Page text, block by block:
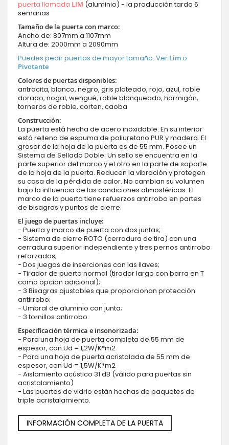
puerta llamada LIM (aluminio) - la producción tarda 6
semanas
Tamaño de la puerta con marco:
Ancho de: 807mm a 1107mm
Altura de: 2000mm a 2090mm
Puedes pedir puertas de mayor tamaño. Ver Limo
Pivotante
Colores de puertas disponibles:
antracita, blanco, negro, gris plateado, rojo, azul, roble
dorado, nogal, wengué, roble blanqueado, hormigón,
torneros de roble, corten, caoba
Construcción:
La puerta está hecha de acero inoxidable. En su interior
está rellena de espuma de poliuretano PUR y madera. El
grosor de la hoja de la puerta es de 55 mm. Posee un
Sistema de Sellado Doble: Un sello se encuentra en la
parte superior del marco y el otro en la parte de soporte
de la hoja de la puerta. Reducen la vibración y protegen
su casa de la pérdida de calor. No cambian su volumen
bajo la influencia de las condiciones atmosféricas. El
marco de la puerta tiene refuerzos antirrobo en partes
de bisagras y puntos de cierre.
El juego de puertas incluye:
- Puerta y marco de puerta con dos juntas;
- Sistema de cierre ROTO (cerradura de tira) con una
cerradura superior independiente y tres pernos antirrobo
reforzados;
- Dos juegos de inserciones con las llaves;
- Tirador de puerta normal (tirador largo con barra en T
como opción adicional);
- 3 Bisagras ajustables que proporcionan protección
antirrobo;
- Umbral de aluminio con junta;
- 3 tornillos antirrobo.
Especificación térmica e insonorizada:
- Para una hoja de puerta completa de 55 mm de
espesor, con Ud = 1,2W/K*m2
- Para una hoja de puerta acristalada de 55 mm de
espesor, con Ud = 1,5W/K*m2
- Aislamiento acústico 31 dB (válido para puertas sin
acristalamiento)
- Las puertas de vidrio están hechas de paquetes de
triple acristalamiento.
INFORMACIÓN COMPLETA DE LA PUERTA